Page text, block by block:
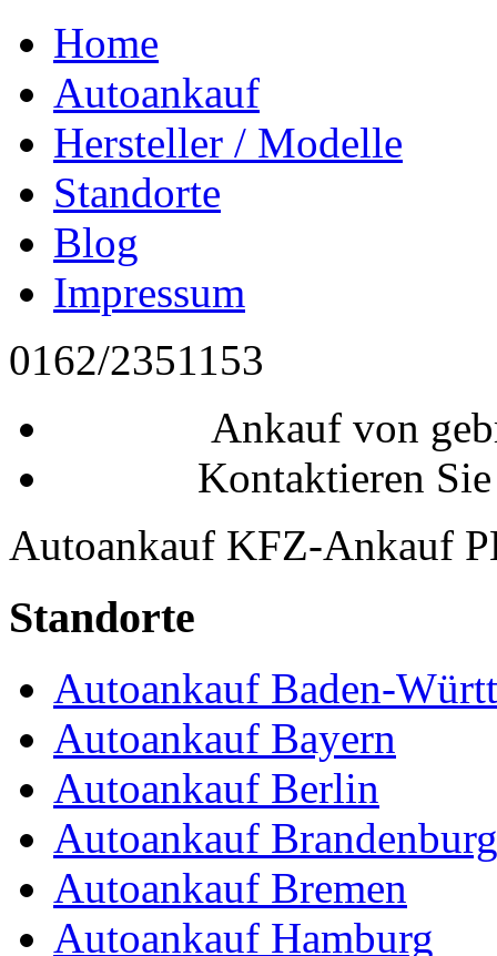
Home
Autoankauf
Hersteller / Modelle
Standorte
Blog
Impressum
0162/2351153
Ankauf von
Kontaktieren
Autoankauf KFZ-Ankauf
Standorte
Autoankauf Baden-
Autoankauf Bayern
Autoankauf Berlin
Autoankauf Brandenburg
Autoankauf Bremen
Autoankauf Hamburg